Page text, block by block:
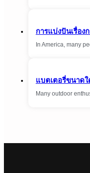
การแบ่งปันเรื่อง
In America, many
แบตเตอรี่ขนาด
Many outdoor